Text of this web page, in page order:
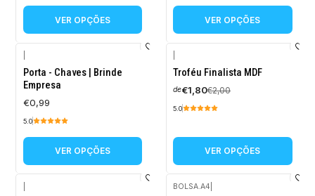
VER OPÇÕES VER OPÇÕES
Porta - Chaves | Brinde
Empresa
€0,99
5.0
VER OPÇÕES
-10%
DESCONTO
Troféu Finalista MDF
de€1,80€2,00
5.0
VER OPÇÕES
BOLSA.A4